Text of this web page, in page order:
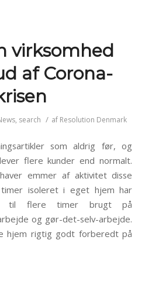
virksomhed
af Corona-
, search / af Resolution Denmark
som aldrig før, og
flere kunder end normalt.
emmer af aktivitet disse
isoleret i eget hjem har
til flere timer brugt på
og gør-det-selv-arbejde.
hjem rigtig godt forberedt på